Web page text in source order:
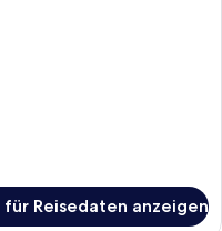
für Reisedaten anzeigen